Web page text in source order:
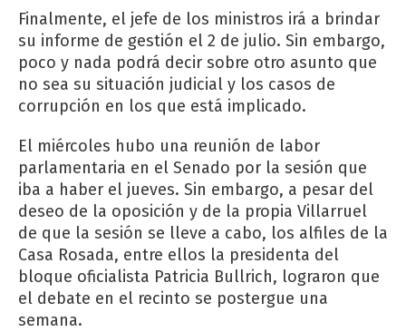
Finalmente, el jefe de los ministros irá a brindar
su informe de gestión el 2 de julio. Sin embargo,
poco y nada podrá decir sobre otro asunto que
no sea su situación judicial y los casos de
corrupción en los que está implicado.
El miércoles hubo una reunión de labor
parlamentaria en el Senado por la sesión que
iba a haber el jueves. Sin embargo, a pesar del
deseo de la oposición y de la propia Villarruel
de que la sesión se lleve a cabo, los alfiles de la
Casa Rosada, entre ellos la presidenta del
bloque oficialista Patricia Bullrich, lograron que
el debate en el recinto se postergue una
semana.